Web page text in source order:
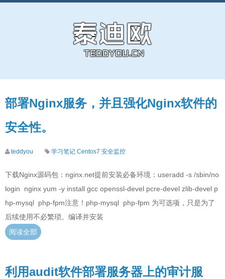
部署Nginx服务，并且强化Nginx软件的
安全性。
teddyou 学习笔记 Centos7 安全监控
下载Nginx源码包：nginx.net提前安装必备环境：useradd -s /sbin/no
login nginx yum -y install gcc openssl-devel pcre-devel zlib-devel p
hp-mysql php-fpm注意！php-mysql php-fpm 为可选项，只是为了
后续使用不必繁琐。编译并安装
阅读全部
利用audit软件部署服务器上的审计服